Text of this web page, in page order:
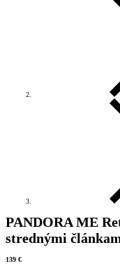
PANDORA ME
strednými
139 €